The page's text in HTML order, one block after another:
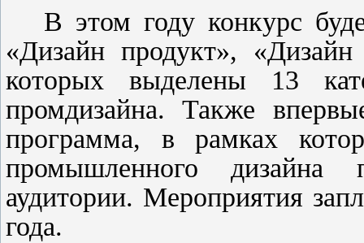
В этом году конкурс
«Дизайн продукт»,
которых выделены 13
промдизайна. Также
программа, в рамках
промышленного
аудитории. Мероприятия
года.